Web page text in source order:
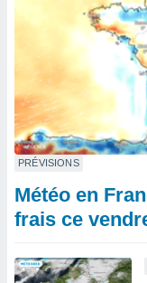
PRÉVISIONS
Météo en
frais ce